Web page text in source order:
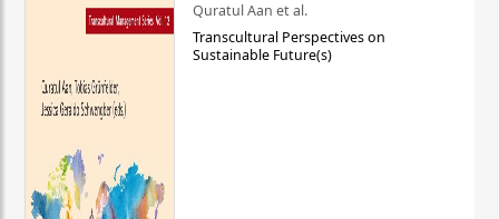
Quratul Aan et al.
Transcultural Perspectives on
Sustainable Future(s)